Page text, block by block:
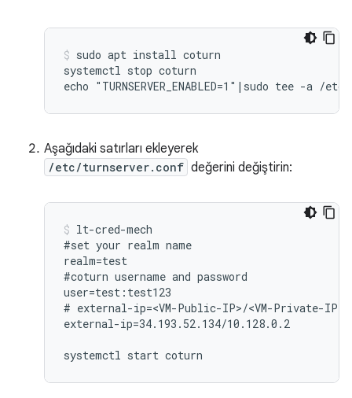
sudo apt install coturn
systemctl stop coturn
Aşağıdaki satırları ekleyerek
/etc/turnserver.conf değerini değiştirin:
lt-cred-mech
#set your realm name
realm=test
#coturn username and password
user=test:test123
# external-ip=<VM-Public-IP>/<VM-Private-IP>
external-ip=34.193.52.134/10.128.0.2